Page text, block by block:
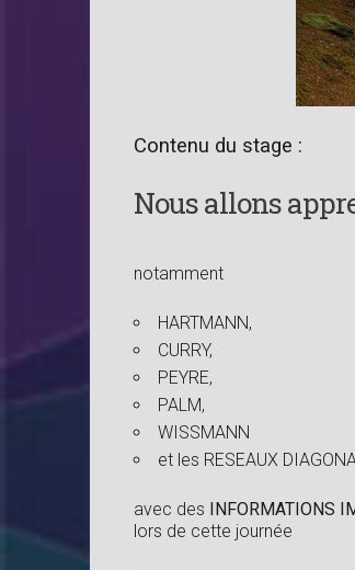
Contenu du stage :
Nous allons
notamment
HARTMANN,
CURRY,
PEYRE,
PALM,
WISSMANN
et les RESEAUX
avec des INFORMATIONS
lors de cette journée